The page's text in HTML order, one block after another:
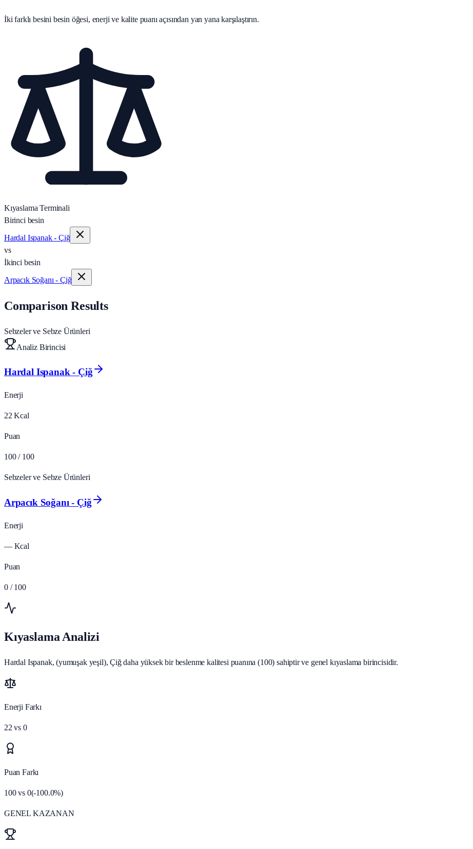
İki farklı besini besin öğesi, enerji ve kalite puanı açısından yan yana karşılaştırın.
Kıyaslama Terminali
Birinci besin
Hardal Ispanak - Çiğ
vs
İkinci besin
Arpacık Soğanı - Çiğ
Comparison Results
Sebzeler ve Sebze Ürünleri
Analiz Birincisi
Hardal Ispanak - Çiğ
Enerji
22 Kcal
Puan
100 / 100
Sebzeler ve Sebze Ürünleri
Arpacık Soğanı - Çiğ
Enerji
— Kcal
Puan
0 / 100
Kıyaslama Analizi
Hardal Ispanak, (yumuşak yeşil), Çiğ daha yüksek bir beslenme kalitesi puanına (100) sahiptir ve genel kıyaslama birincisidir.
Enerji Farkı
22 vs 0
Puan Farkı
100vs 0(-100.0%)
GENEL KAZANAN